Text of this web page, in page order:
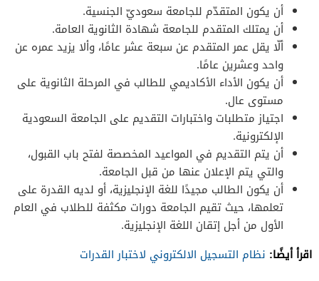
أن يكون المتقدّم للجامعة سعوديّ الجنسية.
أن يمتلك المتقدم للجامعة شهادة الثانوية العامة.
ألّا يقل عمر المتقدم عن سبعة عشر عامًا، وألا يزيد عمره عن
واحد وعشرين عامًا.
أن يكون الأداء الأكاديمي للطالب في المرحلة الثانوية على
مستوى عال.
اجتياز متطلبات واختبارات التقديم على الجامعة السعودية
الإلكترونية.
أن يتم التقديم في المواعيد المخصصة لفتح باب القبول،
والتي يتم الإعلان عنها من قبل الجامعة.
أن يكون الطالب مجيدًا للغة الإنجليزية، أو لديه القدرة على
تعلمها، حيث تقيم الجامعة دورات مكثفة للطلاب في العام
الأول من أجل إتقان اللغة الإنجليزية.
اقرأ أيضًا: نظام التسجيل الالكتروني لاختبار القدرات